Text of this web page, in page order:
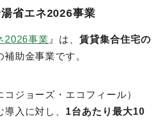
湯省エネ2026事業
2026事業 』は、賃貸集合住宅の
補助金事業です。
ジョーズ・エコフィール）
入に対し、 1台あたり最大10